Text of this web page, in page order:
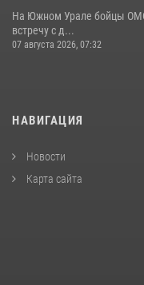
На Южном Урале бойцы
встречу с д...
07 августа 2026, 07:32
НАВИГАЦИЯ
Новости
Карта сайта